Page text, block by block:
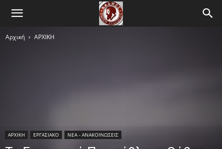
Αρχική ΑΡΧΙΚΗ
ΑΡΧΙΚΗ ΕΡΓΑΣΙΑΚΟ ΝΕΑ - ΑΝΑΚΟΙΝΩΣΕΙΣ